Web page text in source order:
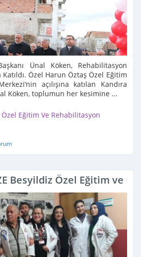
Ünal Köken, Rehabilitasyon
Katıldı. Özel Harun Öztaş Özel Eğitim
açılışına katılan Kandıra
Köken, toplumun her kesimine ...
Eğitim Ve Rehabilitasyon
Besyildiz Özel Eğitim